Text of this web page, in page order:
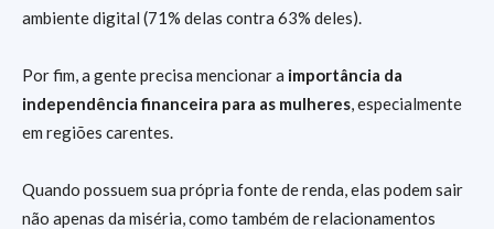
ambiente digital (71% delas contra 63% deles).
Por fim, a gente precisa mencionar a importância da
independência financeira para as mulheres, especialmente
em regiões carentes.
Quando possuem sua própria fonte de renda, elas podem sair
não apenas da miséria, como também de relacionamentos